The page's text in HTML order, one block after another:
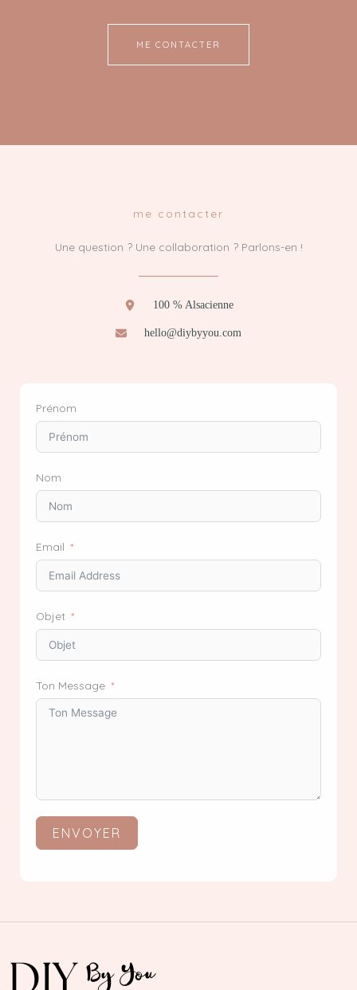
ME CONTACTER
me contacter
Une question ? Une collaboration ? Parlons-en !
100 % Alsacienne
hello@diybyyou.com
Prénom
Nom
Email
Objet
Ton Message
ENVOYER